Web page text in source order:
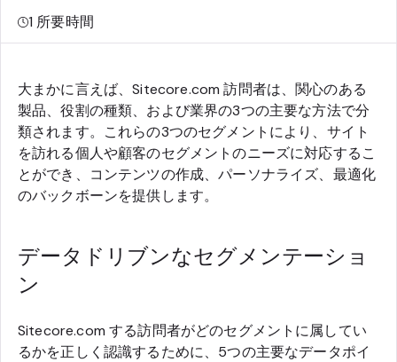
1 所要時間
大まかに言えば、Sitecore.com 訪問者は、関心のある
製品、役割の種類、および業界の3つの主要な方法で分
類されます。これらの3つのセグメントにより、サイト
を訪れる個人や顧客のセグメントのニーズに対応するこ
とができ、コンテンツの作成、パーソナライズ、最適化
のバックボーンを提供します。
データドリブンなセグメンテーショ
ン
Sitecore.com する訪問者がどのセグメントに属してい
るかを正しく認識するために、5つの主要なデータポイ